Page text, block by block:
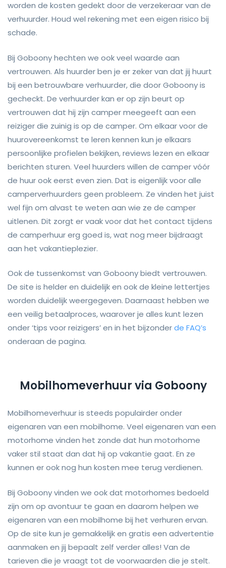
worden de kosten gedekt door de verzekeraar van de
verhuurder. Houd wel rekening met een eigen risico bij
schade.
Bij Goboony hechten we ook veel waarde aan
vertrouwen. Als huurder ben je er zeker van dat jij huurt
bij een betrouwbare verhuurder, die door Goboony is
gecheckt. De verhuurder kan er op zijn beurt op
vertrouwen dat hij zijn camper meegeeft aan een
reiziger die zuinig is op de camper. Om elkaar voor de
huurovereenkomst te leren kennen kun je elkaars
persoonlijke profielen bekijken, reviews lezen en elkaar
berichten sturen. Veel huurders willen de camper vóór
de huur ook eerst even zien. Dat is eigenlijk voor alle
camperverhuurders geen probleem. Ze vinden het juist
wel fijn om alvast te weten aan wie ze de camper
uitlenen. Dit zorgt er vaak voor dat het contact tijdens
de camperhuur erg goed is, wat nog meer bijdraagt
aan het vakantieplezier.
Ook de tussenkomst van Goboony biedt vertrouwen.
De site is helder en duidelijk en ook de kleine lettertjes
worden duidelijk weergegeven. Daarnaast hebben we
een veilig betaalproces, waarover je alles kunt lezen
onder ‘tips voor reizigers’ en in het bijzonderde FAQ’s
onderaan de pagina.
Mobilhomeverhuur via Goboony
Mobilhomeverhuur is steeds populairder onder
eigenaren van een mobilhome. Veel eigenaren van een
motorhome vinden het zonde dat hun motorhome
vaker stil staat dan dat hij op vakantie gaat. En ze
kunnen er ook nog hun kosten mee terug verdienen.
Bij Goboony vinden we ook dat motorhomes bedoeld
zijn om op avontuur te gaan en daarom helpen we
eigenaren van een mobilhome bij het verhuren ervan.
Op de site kun je gemakkelijk en gratis een advertentie
aanmaken en jij bepaalt zelf verder alles! Van de
tarieven die je vraagt tot de voorwaarden die je stelt.